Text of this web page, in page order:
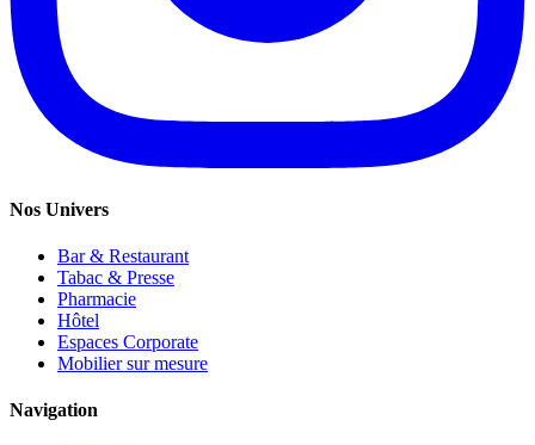
Nos Univers
Bar & Restaurant
Tabac & Presse
Pharmacie
Hôtel
Espaces Corporate
Mobilier sur mesure
Navigation